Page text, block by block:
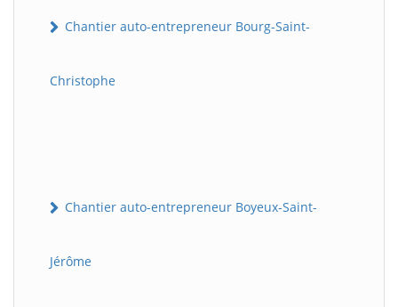
Chantier auto-entrepreneur Bourg-Saint-
Christophe
Chantier auto-entrepreneur Boyeux-Saint-
Jérôme